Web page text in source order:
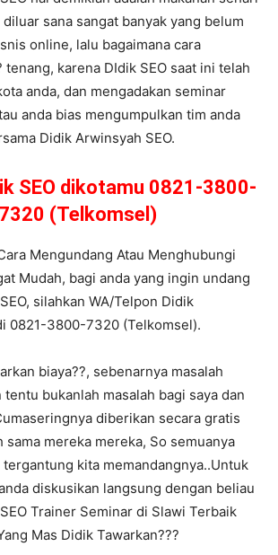
sana sangat banyak yang belum
online, lalu bagaimana cara
tenang, karena DIdik SEO saat ini telah
anda, dan mengadakan seminar
anda bias mengumpulkan tim anda
Didik Arwinsyah SEO.
SEO dikotamu 0821-3800-
7320 (Telkomsel)
Mengundang Atau Menghubungi
Mudah, bagi anda yang ingin undang
silahkan WA/Telpon Didik
0821-3800-7320 (Telkomsel).
biaya??, sebenarnya masalah
tentu bukanlah masalah bagi saya dan
diberikan secara gratis
sama mereka mereka, So semuanya
kita memandangnya..Untuk
diskusikan langsung dengan beliau
Trainer Seminar di Slawi Terbaik
Mas Didik Tawarkan???